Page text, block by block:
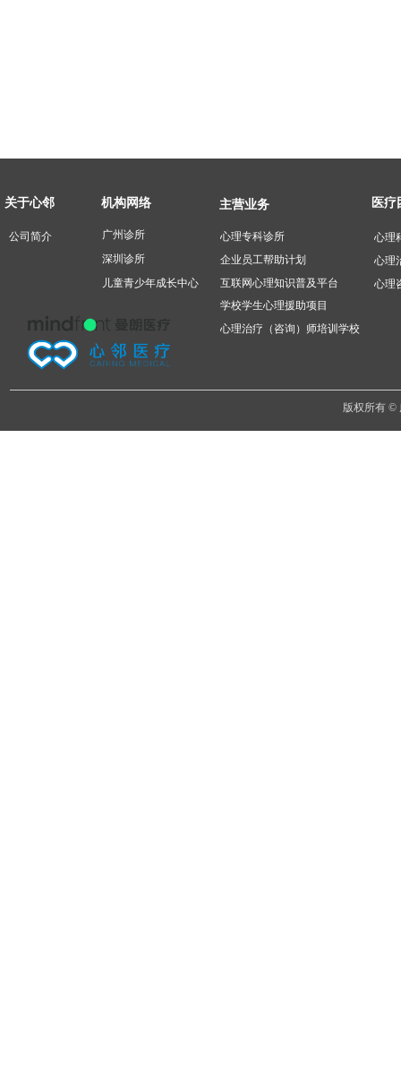
机构网络
心理专科诊所 ​
企业员工帮助计划
互联网心理知识普及平台
学校学生心理援助项目
心理治疗（咨询）师培训学校
心理
心理
心理
版权所有 ©
关于心邻
公司简介
广州诊所
深圳诊所
儿童青少年成长中心
主营业务 医疗